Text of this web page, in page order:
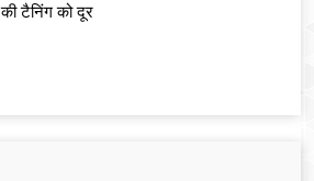
टैनिंग को दूर